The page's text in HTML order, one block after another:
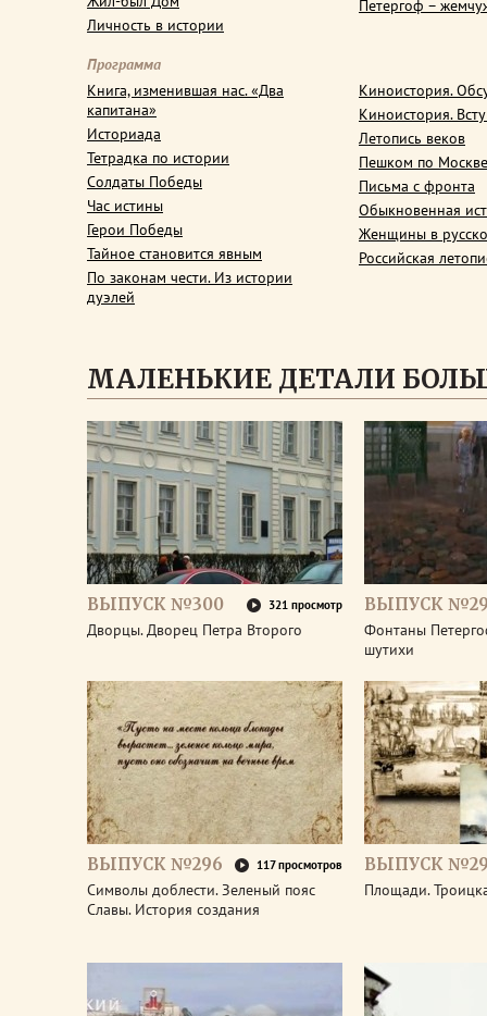
Личность в истории
Петергоф –
Программа
Книга, изменившая нас. «Два
капитана»
Историада
Тетрадка по истории
Солдаты Победы
Час истины
Герои Победы
Тайное становится явным
По законам чести. Из истории
дуэлей
Киноистория.
Киноистория.
Летопись веков
Пешком по Москве
Письма с фронта
Обыкновенная
Женщины в
Российская
МАЛЕНЬКИЕ ДЕТАЛИ
ВЫПУСК №300 321 просмотр
Дворцы. Дворец Петра Второго
ВЫПУСК
Фонтаны
шутихи
ВЫПУСК №296 117 просмотров
Символы доблести. Зеленый пояс
Славы. История создания
ВЫПУСК
Площади.